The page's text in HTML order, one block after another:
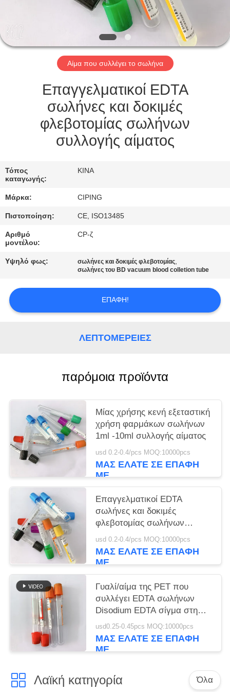
ΜΑΣ
ΕΛΆΤΕ
ΕΠΑΦΉ
ΖΗΤΉΣΤΕ
ΑΠΌΣΠΑΣΜΑ
SITEMAP
PRIVACY
Αίμα που συλλέγει το σωλήνα
Επαγγελματικοί EDTA
σωλήνες και δοκιμές
φλεβοτομίας σωλήνων
συλλογής αίματος
Τόπος
καταγωγής:
ΚΙΝΑ
Μάρκα: CIPING
Πιστοποίηση: CE, ISO13485
Αριθμό
μοντέλου:
CP-ζ
Υψηλό φως: σωλήνες και δοκιμές φλεβοτομίας,
σωλήνες του BD vacuum blood colletion tube
ΕΠΑΦΉ!
ΛΕΠΤΟΜΈΡΕΙΕΣ
παρόμοια προϊόντα
Μίας χρήσης κενή εξεταστική
χρήση φαρμάκων σωλήνων
1ml -10ml συλλογής αίματος
usd 0.2-0.4/pcs MOQ:10000pcs
ΜΑΣ ΕΛΆΤΕ ΣΕ ΕΠΑΦΉ
ΜΕ
Επαγγελματικοί EDTA
σωλήνες και δοκιμές
φλεβοτομίας σωλήνων
συλλογής αίματος
usd 0.2-0.4/pcs MOQ:10000pcs
ΜΑΣ ΕΛΆΤΕ ΣΕ ΕΠΑΦΉ
ΜΕ
Γυαλί/αίμα της PET που
συλλέγει EDTA σωλήνων
Disodium EDTA σίγμα στη
φροντίδα δέρματος
usd0.25-0.45pcs MOQ:10000pcs
ΜΑΣ ΕΛΆΤΕ ΣΕ ΕΠΑΦΉ
ΜΕ
Λαϊκή κατηγορία Όλα